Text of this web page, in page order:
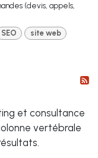
(devis, appels,
SEO site web
et consultance
vertébrale